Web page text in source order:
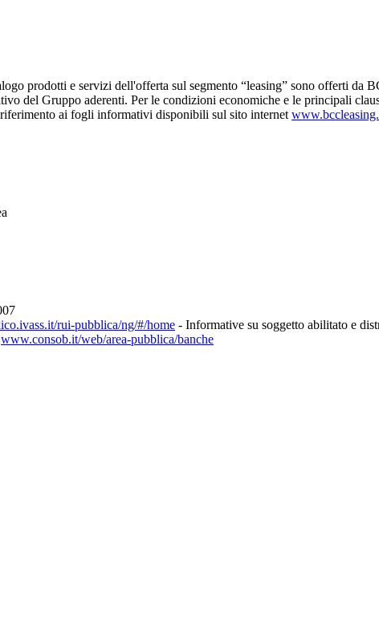
prodotti e servizi dell'offerta sul segmento “leasing” sono offerti da
del Gruppo aderenti. Per le condizioni economiche e le principali
riferimento ai fogli informativi disponibili sul sito internet
rui-pubblica/ng/#/home - Informative su soggetto abilitato e
www.consob.it/web/area-pubblica/banche